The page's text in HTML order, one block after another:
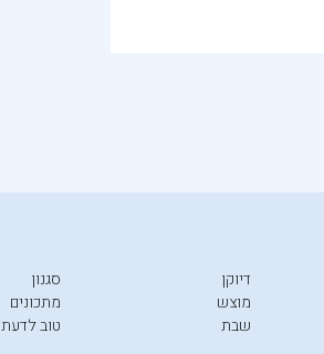
דיוקן
מוצש
שבת
סגנון
מתכונים
טוב לדעת